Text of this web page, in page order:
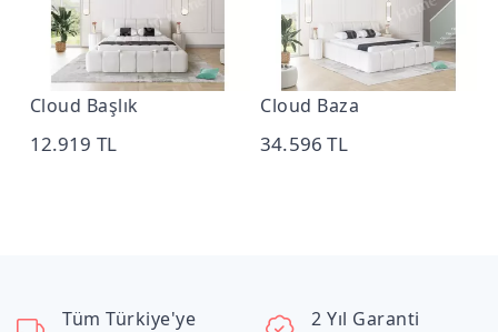
Cloud Başlık
12.919 TL
Cloud Baza
34.596 TL
Tüm Türkiye'ye 2 Yıl Garanti